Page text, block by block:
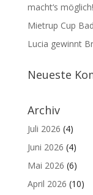
macht‘s möglich!
Mietrup Cup
Lucia gewinnt
Neueste
Archiv
Juli 2026 (4)
Juni 2026 (4)
Mai 2026 (6)
April 2026 (10)